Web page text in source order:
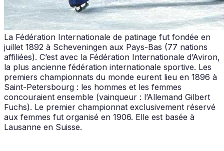
La Fédération Internationale de patinage fut fondée en
juillet 1892 à Scheveningen aux Pays-Bas (77 nations
affiliées). C’est avec la Fédération Internationale d’Aviron,
la plus ancienne fédération internationale sportive. Les
premiers championnats du monde eurent lieu en 1896 à
Saint-Petersbourg : les hommes et les femmes
concouraient ensemble (vainqueur : l’Allemand Gilbert
Fuchs). Le premier championnat exclusivement réservé
aux femmes fut organisé en 1906. Elle est basée à
Lausanne en Suisse.